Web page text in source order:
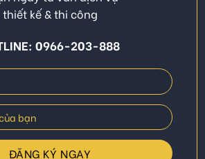
thiết kế & thi công
0966-203-888